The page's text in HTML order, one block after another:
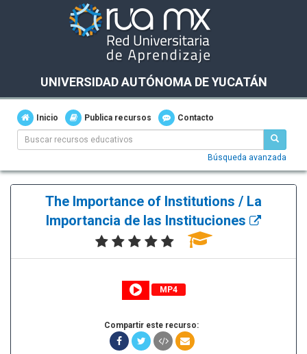
UNIVERSIDAD AUTÓNOMA DE YUCATÁN
Inicio Publica recursos Contacto
Búsqueda avanzada
The Importance of Institutions / La
Importancia de las Instituciones
MP4
Compartir este recurso: